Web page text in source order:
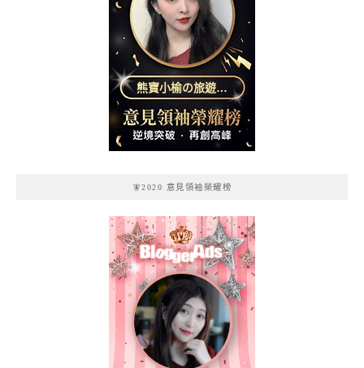
熊寶小榆の旅遊日
記
🧚2020 意見領袖榮耀榜